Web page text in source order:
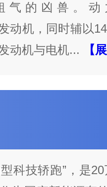
气的凶兽。
动机，同时辅以
动机与电机... 【
科技轿跑”，是